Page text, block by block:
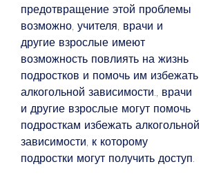
предотвращение этой проблемы
возможно, учителя, врачи и
другие взрослые имеют
возможность повлиять на жизнь
подростков и помочь им избежать
алкогольной зависимости., врачи
и другие взрослые могут помочь
подросткам избежать алкогольной
зависимости, к которому
подростки могут получить доступ.